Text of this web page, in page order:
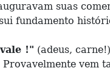
suas
fundamento
!" (adeus,
vem